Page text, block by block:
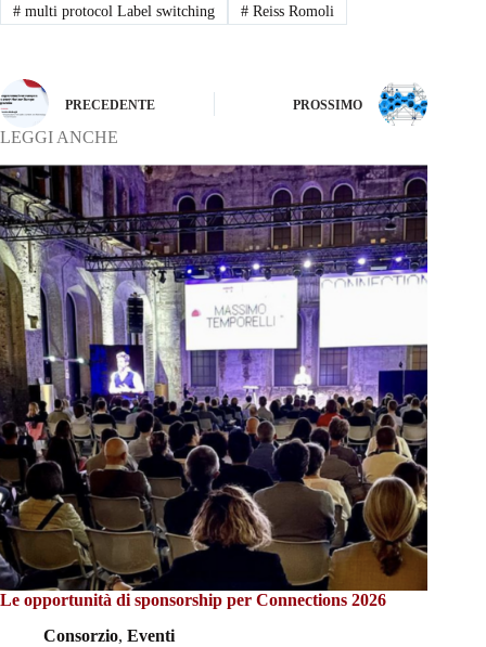
#multi protocol Label switching #Reiss Romoli
PRECEDENTE PROSSIMO
LEGGI ANCHE
Le opportunità di sponsorship per Connections 2026
Consorzio, Eventi